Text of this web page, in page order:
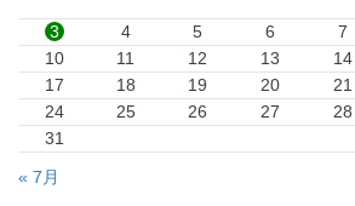
3
4 5 6 7
10
11 12 13 14
17
18 19 20 21
24
25 26 27 28
31
« 7月